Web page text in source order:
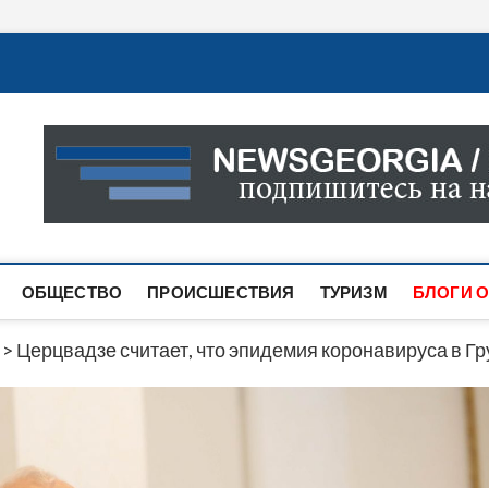
Новости Грузии
САМАЯ АКТУАЛЬНАЯ ИНФОРМАЦИЯ О СОБЫТИЯХ
САЙТЕ ВЫ НАЙДЕТЕ НОВОСТИ ПОЛИТИКИ,
ОБЩЕСТВО ПРОИСШЕСТВИЯ ТУРИЗМ БЛОГИ
> Церцвадзе считает, что эпидемия коронавируса в